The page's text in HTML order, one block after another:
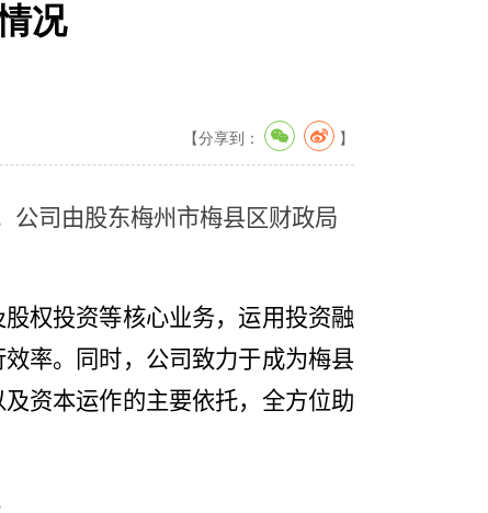
况
【分享到： 】
公司由股东梅州市梅县区财政局
权投资等核心业务，运用投资融
率。同时，公司致力于成为梅县
资本运作的主要依托，全方位助